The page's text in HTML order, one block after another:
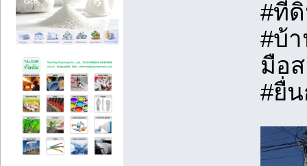
#ที่
#บ้
มือ
#ยื่